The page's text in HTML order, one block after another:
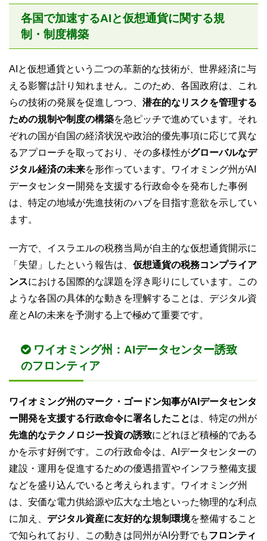
各国で加速するAIと仮想通貨に関する規
制・制度構築
AIと仮想通貨という二つの革新的な技術が、世界経済に与
える影響は計り知れません。このため、各国政府は、これ
らの技術の発展を促進しつつ、 潜在的なリスクを管理する
ための規制や制度の構築を急ピッチで進めています。それ
ぞれの国が自国の経済状況や政治的優先事項に応じて異な
るアプローチを取っており、その多様性がグローバルなデ
ジタル経済の未来を形作っています。ワイオミング州がAI
データセンター開発を支援する行政命令を発布した事例
は、特定の地域が先進技術のハブを目指す意欲を示してい
ます。
一方で、イスラエルの税務当局が自主的な仮想通貨開示に
「失望」したという報告は、 仮想通貨の税務コンプライア
ンスにおける国際的な課題を浮き彫りにしています。この
ような各国の具体的な動きを理解することは、デジタル資
産とAIの未来を予測する上で極めて重要です。
ワイオミング州：AIデータセンター誘致
のフロンティア
ワイオミング州のマーク・ゴードン知事がAIデータセンタ
ー開発を支援する行政命令に署名したことは、特定の州が
先進的なテクノロジー投資の誘致にどれほど積極的である
かを示す好例です。この行政命令は、AIデータセンターの
建設・運用を促進するための優遇措置やインフラ整備支援
などを盛り込んでいると考えられます。ワイオミング州
は、安価な電力供給源や広大な土地といった物理的な利点
に加え、 デジタル資産に友好的な規制環境を整備すること
で知られており、この動きは同州がAI分野でもフロンティ